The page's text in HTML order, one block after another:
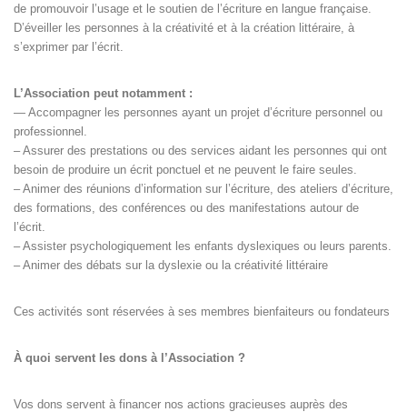
de promouvoir l’usage et le soutien de l’écriture en langue française.
D’éveiller les personnes à la créativité et à la création littéraire, à
s’exprimer par l’écrit.
L’Association peut notamment :
— Accompagner les personnes ayant un projet d’écriture personnel ou
professionnel.
– Assurer des prestations ou des services aidant les personnes qui ont
besoin de produire un écrit ponctuel et ne peuvent le faire seules.
– Animer des réunions d’information sur l’écriture, des ateliers d’écriture,
des formations, des conférences ou des manifestations autour de
l’écrit.
– Assister psychologiquement les enfants dyslexiques ou leurs parents.
– Animer des débats sur la dyslexie ou la créativité littéraire
Ces activités sont réservées à ses membres bienfaiteurs ou fondateurs
À quoi servent les dons à l’Association ?
Vos dons servent à financer nos actions gracieuses auprès des